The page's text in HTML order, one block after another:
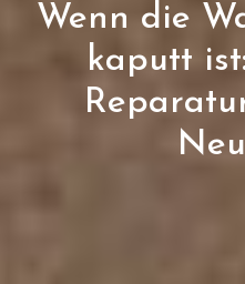
Wenn die
kaputt